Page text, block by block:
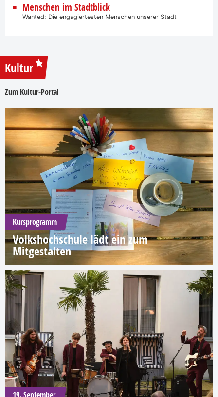
Menschen im Stadtblick
Wanted: Die engagiertesten Menschen unserer Stadt
Kultur
Zum Kultur-Portal
Kursprogramm
Volkshochschule lädt ein zum
Mitgestalten
19. September